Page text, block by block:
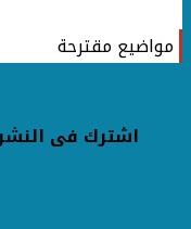
مواضيع مقترحة
اشترك فى